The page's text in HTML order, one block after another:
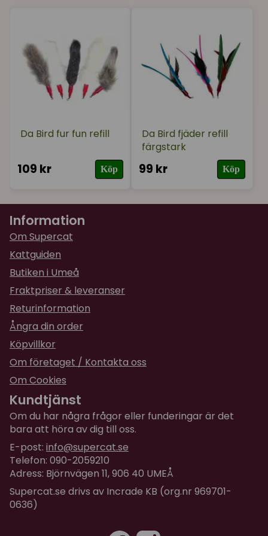
för 1 år sedan
Eva
för 1 år sedan
★ ★★ ★
Camilla ★★ ★★
Da Bird fur fun refill
109 kr Köp
Da Bird fjäder refill
färgstark
99 kr Köp
Information
Om Supercat
Kattguiden
Butiken i Umeå
Fraktpriser & leveranser
Returinformation
Ångra din order
Köpvillkor
Om företaget / Kontakta oss
Om Cookies
Kundtjänst
Om du har några frågor eller funderingar är det
bara att höra av dig till oss.
E-post: info@supercat.se
Telefon: 090-2059210
Adress: Björnvägen 11, 906 40 UMEÅ
Supercat.se drivs av Incrade KB (org.nr 969701-
0636)